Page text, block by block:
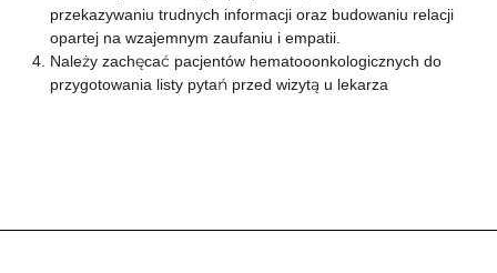
przekazywaniu trudnych informacji oraz budowaniu relacji
opartej na wzajemnym zaufaniu i empatii.
Należy zachęcać pacjentów hematooonkologicznych do
przygotowania listy pytań przed wizytą u lekarza